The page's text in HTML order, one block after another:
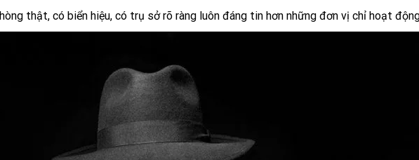
thật, có biển hiệu, có trụ sở rõ ràng luôn đáng tin hơn những đơn vị chỉ hoạt